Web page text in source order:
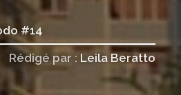
#14
Rédigé par : Leila Beratto